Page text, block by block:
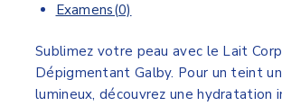
Examens(0)
Sublimez votre peau avec le Lait
Dépigmentant Galby. Pour un teint
lumineux, découvrez une hydratation